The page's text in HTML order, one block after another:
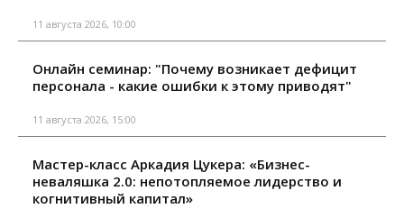
11 августа 2026, 10:00
Онлайн семинар: "Почему возникает дефицит
персонала - какие ошибки к этому приводят"
11 августа 2026, 15:00
Мастер-класс Аркадия Цукера: «Бизнес-
неваляшка 2.0: непотопляемое лидерство и
когнитивный капитал»